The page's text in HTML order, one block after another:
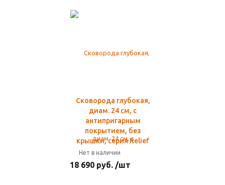
Сковорода глубокая,
диам. 24 см, с
антипригарным
покрытием, без
крышки, серия Relief
Нет в наличии
18 690 руб. /шт